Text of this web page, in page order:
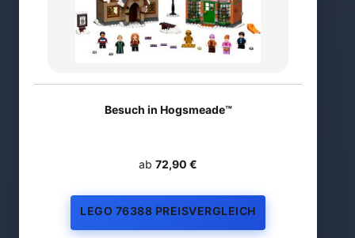
Besuch in Hogsmeade™
ab 72,90 €
LEGO 76388 PREISVERGLEICH